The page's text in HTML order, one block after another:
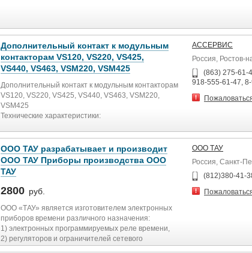
Количество контактов 2 перекидных контакта
Нагрузка 10 А, 250 В
Напряжение питания катушки =24 В, ~220 В
Габаритные размеры (без контактной колодки)
27,5×21×34 мм
Вес (без контактной колодки) 35 г
Дополнительный контакт к модульным
контакторам VS120, VS220, VS425,
VS440, VS463, VSM220, VSM425
Дополнительный контакт к модульным контакторам
VS120, VS220, VS425, VS440, VS463, VSM220,
VSM425
Технические характеристики:
Значение
Конфигурация контактов
11 (НО+НЗ)
Температура рабочей среды −5…55°C
Номинальное напряжение
440 В
Номинальный ток
~6 А
Максимальный диаметр кабеля (сплошного/витого)
2,5 мм²
Вес
10 г
АССЕРВИС
Россия, Ростов-
(863) 275-61-
918-555-61-47,
ООО ТАУ разрабатывает и производит
ООО ТАУ Приборы производства ООО
ТАУ
2800 руб.
ООО «ТАУ» является изготовителем электронных
приборов времени различного назначения:
1) электронных программируемых реле времени,
2) регуляторов и ограничителей сетевого
OOO ТАУ
Россия, Санкт-
(812)380-41-